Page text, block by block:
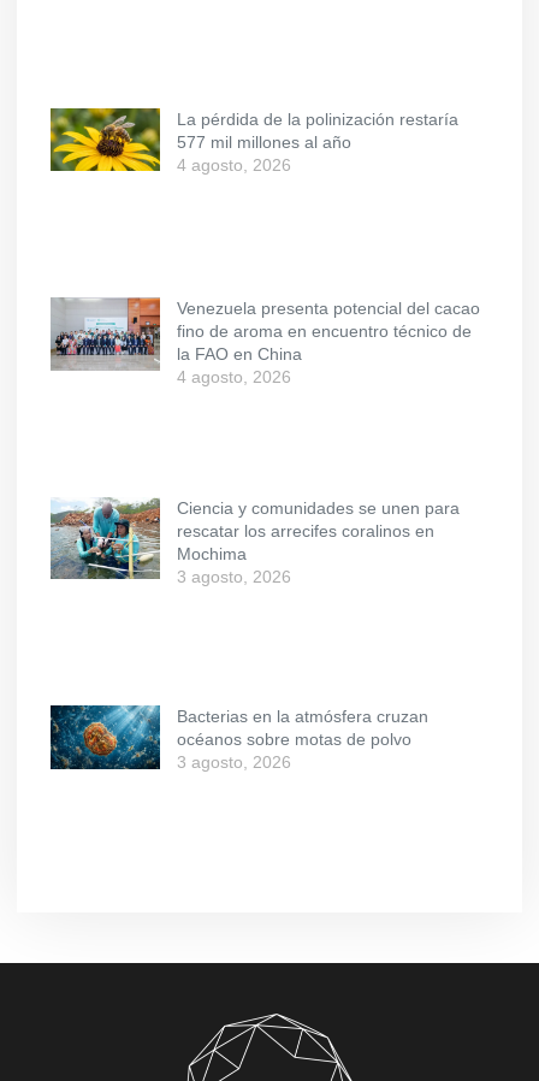
La pérdida de la polinización restaría
577 mil millones al año
4 agosto, 2026
Venezuela presenta potencial del cacao
fino de aroma en encuentro técnico de
la FAO en China
4 agosto, 2026
Ciencia y comunidades se unen para
rescatar los arrecifes coralinos en
Mochima
3 agosto, 2026
Bacterias en la atmósfera cruzan
océanos sobre motas de polvo
3 agosto, 2026